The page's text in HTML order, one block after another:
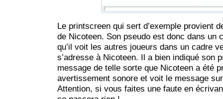
Le printscreen qui sert d’exemple provient
de Nicoteen. Son pseudo est donc dans un
qu’il voit les autres joueurs dans un cadre
s’adresse à Nicoteen. Il a bien indiqué son
message de telle sorte que Nicoteen a été
avertissement sonore et voit le message
Attention, si vous faites une faute en